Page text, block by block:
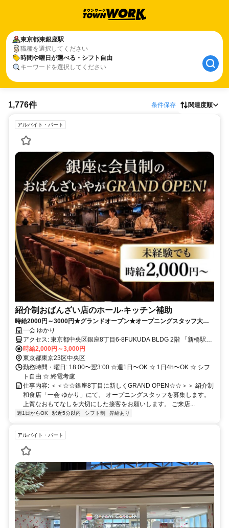
東京都東銀座駅
職種を選択してください
時間や曜日が選べる・シフト自由
キーワードを選択してください
1,776件 条件保存 関連度順
アルバイト・パート
紹介制おばんざい店のホール‧キッチン補助
時給2000円～3000円★グランドオープン★オープニングスタッフ大募
集！未経験でも大丈夫♪
一会 ゆかり
アクセス: 東京都中央区銀座8丁目6-8FUKUDA BLDG 2階 「新橋駅」
徒歩3分 「銀座駅」徒歩9分
時給2,000円～3,000円
東京都東京23区中央区
勤務時間・曜日: 18:00〜翌3:00 ☆週1⽇〜OK ☆ 1⽇4h〜OK ☆ シフ
ト⾃由 ☆ 終電考慮
仕事内容: ＜＜☆☆銀座8丁目に新しくGRAND OPEN☆☆＞＞ 紹介制
和食店「一会 ゆかり」にて、 オープニングスタッフを募集します。
上質なおもてなしを大切にした接客をお願いします。 ご来店...
週1日からOK 駅近5分以内 シフト制 昇給あり
アルバイト・パート